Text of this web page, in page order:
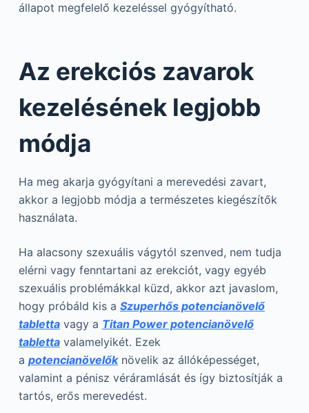
állapot megfelelő kezeléssel gyógyítható.
Az erekciós zavarok
kezelésének legjobb
módja
Ha meg akarja gyógyítani a merevedési zavart,
akkor a legjobb módja a természetes kiegészítők
használata.
Ha alacsony szexuális vágytól szenved, nem tudja
elérni vagy fenntartani az erekciót, vagy egyéb
szexuális problémákkal küzd, akkor azt javaslom,
hogy próbáld kis a Szuperhős potencianövelő
tablettavagy a Titan Power potencianövelő
tablettavalamelyikét. Ezek
a potencianövelőknövelik az állóképességet,
valamint a pénisz véráramlását és így biztosítják a
tartós, erős merevedést.